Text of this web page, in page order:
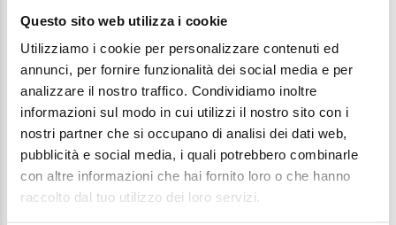
Questo sito web utilizza i cookie
Utilizziamo i cookie per personalizzare contenuti ed
annunci, per fornire funzionalità dei social media e per
analizzare il nostro traffico. Condividiamo inoltre
informazioni sul modo in cui utilizzi il nostro sito con i
nostri partner che si occupano di analisi dei dati web,
pubblicità e social media, i quali potrebbero combinarle
con altre informazioni che hai fornito loro o che hanno
raccolto dal tuo utilizzo dei loro servizi.
Comment